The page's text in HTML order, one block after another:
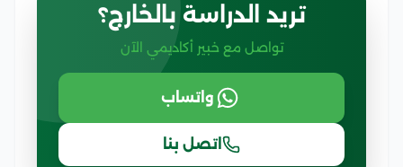
تريد الدراسة بالخارج؟
تواصل مع خبير أكاديمي الآن
واتساب
اتصل بنا